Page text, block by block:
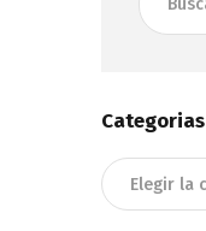
Categorias
Categorias